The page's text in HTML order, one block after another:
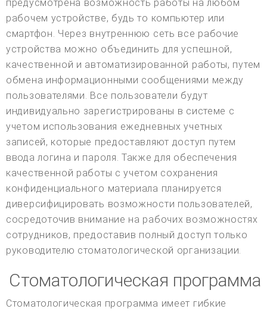
предусмотрена возможность работы на любом
рабочем устройстве, будь то компьютер или
смартфон. Через внутреннюю сеть все рабочие
устройства можно объединить для успешной,
качественной и автоматизированной работы, путем
обмена информационными сообщениями между
пользователями. Все пользователи будут
индивидуально зарегистрированы в системе с
учетом использования ежедневных учетных
записей, которые предоставляют доступ путем
ввода логина и пароля. Также для обеспечения
качественной работы с учетом сохранения
конфиденциального материала планируется
диверсифицировать возможности пользователей,
сосредоточив внимание на рабочих возможностях
сотрудников, предоставив полный доступ только
руководителю стоматологической организации.
Стоматологическая программа
Стоматологическая программа имеет гибкие